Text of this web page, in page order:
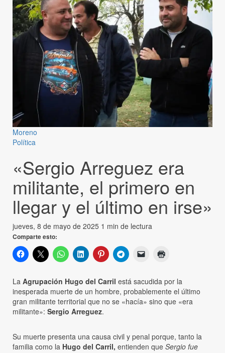
Moreno
Política
«Sergio Arreguez era
militante, el primero en
llegar y el último en irse»
jueves, 8 de mayo de 2025 1 min de lectura
Comparte esto:
La Agrupación Hugo del Carril está sacudida por la
inesperada muerte de un hombre, probablemente el último
gran militante territorial que no se «hacía» sino que «era
militante»: Sergio Arreguez.
Su muerte presenta una causa civil y penal porque, tanto la
familia como la Hugo del Carril, entienden que Sergio fue